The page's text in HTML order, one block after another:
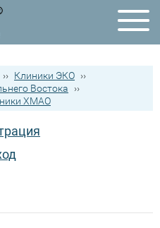
›› Клиники ЭКО ››
Востока
››
ХМАО